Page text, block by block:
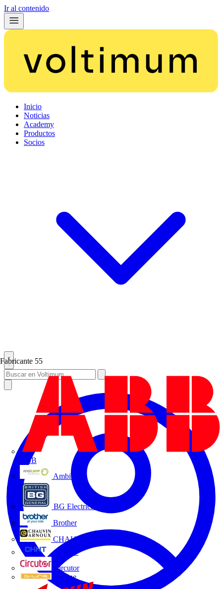
Ir al contenido
Inicio
Noticias
Academy
Productos
Socios
Fabricante 55
ABB
Ambilamp
BG Electrical
Brother
CHAUVIN ARNOUX
CHINT
Circutor
D-Line